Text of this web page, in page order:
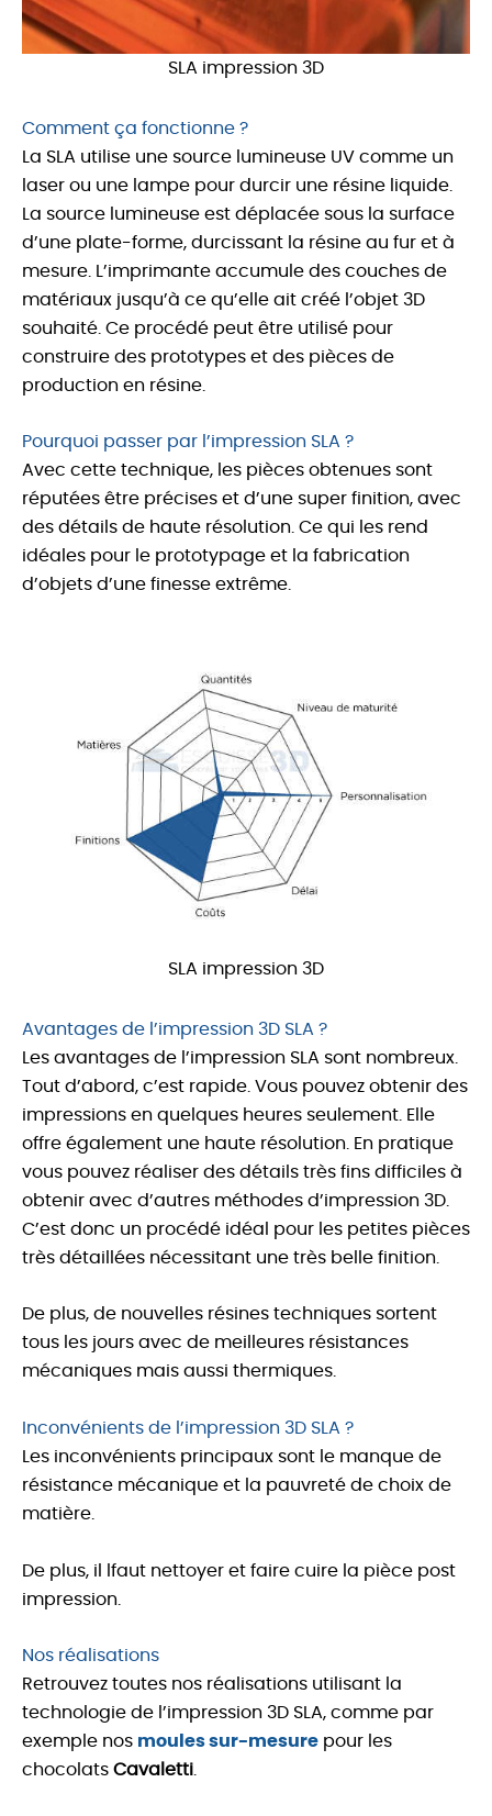
SLA impression 3D
Comment ça fonctionne ?
La SLA utilise une source lumineuse UV comme un
laser ou une lampe pour durcir une résine liquide.
La source lumineuse est déplacée sous la surface
d’une plate-forme, durcissant la résine au fur et à
mesure. L’imprimante accumule des couches de
matériaux jusqu’à ce qu’elle ait créé l’objet 3D
souhaité. Ce procédé peut être utilisé pour
construire des prototypes et des pièces de
production en résine.
Pourquoi passer par l’impression SLA ?
Avec cette technique, les pièces obtenues sont
réputées être précises et d’une super finition, avec
des détails de haute résolution. Ce qui les rend
idéales pour le prototypage et la fabrication
d’objets d’une finesse extrême.
SLA impression 3D
Avantages de l’impression 3D SLA ?
Les avantages de l’impression SLA sont nombreux.
Tout d’abord, c’est rapide. Vous pouvez obtenir des
impressions en quelques heures seulement. Elle
offre également une haute résolution. En pratique
vous pouvez réaliser des détails très fins difficiles à
obtenir avec d’autres méthodes d’impression 3D.
C’est donc un procédé idéal pour les petites pièces
très détaillées nécessitant une très belle finition.
De plus, de nouvelles résines techniques sortent
tous les jours avec de meilleures résistances
mécaniques mais aussi thermiques.
Inconvénients de l’impression 3D SLA ?
Les inconvénients principaux sont le manque de
résistance mécanique et la pauvreté de choix de
matière.
De plus, il lfaut nettoyer et faire cuire la pièce post
impression.
Nos réalisations
Retrouvez toutes nos réalisations utilisant la
technologie de l’impression 3D SLA, comme par
exemple nos moules sur-mesure pour les
chocolats Cavaletti